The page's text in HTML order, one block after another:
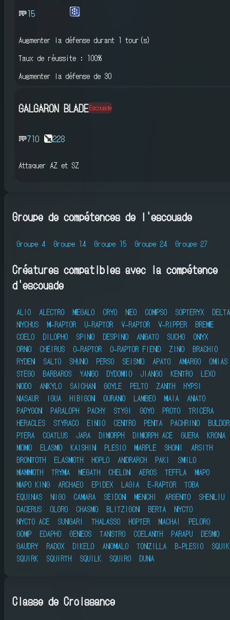
15
Augmenter la défense durant 1 tour(s)
Taux de réussite : 100%
Augmenter la défense de 30
GALGARON BLADEEscouade
710 228
Attaquer AZ et SZ
Groupe de compétences de l'escouade
Groupe 4 Groupe 14 Groupe 15 Groupe 24 Groupe 27
Créatures compatibles avec la compétence
d'escouade
ALIO ALECTRO MEGALO CRYO NEO COMPSO SOPTERYX
DELTA
NYCHUS
M-RAPTOR U-RAPTOR V-RAPTOR V-RIPPER
BREME
COELO
DILOPHO SPINO DESPINO ANGATO SUCHO
ONYX
ORNO
CHEIRUS O-RAPTOR O-RAPTOR FIEND ZINO
BRACHIO
RYDEN
SALTO SHUNO PERSO SEISMO APATO AMARGO
OMIAS
STEGO
BARBAROS YANGO DYDOMIO JIANGO KENTRO
LEXO
NODO
ANKYLO SAICHAN GOYLE PELTO ZANTH
HYPSI
NASAUR
IGUA HIBIGON OURANO LAMBEO MAIA
ANATO
PAPYGON
PARALOPH PACHY STYGI GOYO PROTO
TRICERA
HERACLES
STYRACO EINIO CENTRO PENTA PACHRINO
BULDOR
PTERA
COATLUS JARA DIMORPH DIMORPH ACE GUERA
KRONA
MOMO
ELASMO KAISHIN PLESIO MARPLE SHONI
ARSITH
BRONTOTH
ELASMOTH HOPLO ANDRARCH PAKI
SMILO
MAMMOTH
TRYMA MEGATH CHELON AEROS TEFFLA
MAPO
MAPO KING
ARCHAEO EPIDEX LAGIA E-RAPTOR
TOBA
EQUINAS
NIGO CAMARA SEIDON MENCHI ARGENTO
SHENLIU
DACERUS
OLORO CHASMO BLITZIGON BERTA
NYCTO
NYCTO ACE
SUNGARI THALASSO HOPTER MACHAI
PELORO
GOMP
EDAPHO GENEOS TANSTRO COELANTH PARAPU
DESMO
GAUDRY
RADOX DIKELO ANOMALO TONZILLA B-PLESIO
SQUIK
SQUIRK
SQUIRTH SQUILK SQUIRO DUNA
Classe de Croissance